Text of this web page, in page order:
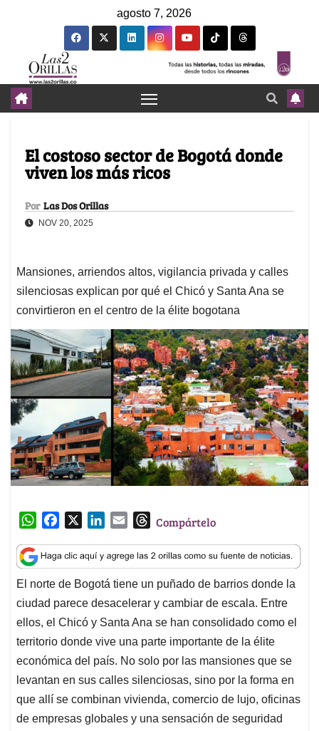
agosto 7, 2026
El costoso sector de Bogotá donde
viven los más ricos
Por Las Dos Orillas
NOV 20, 2025
Mansiones, arriendos altos, vigilancia privada y calles
silenciosas explican por qué el Chicó y Santa Ana se
convirtieron en el centro de la élite bogotana
W
a
t
s
A
p
p
c
e
b
o
o
k
n
k
e
d
I
n
a
i
l
T
r
e
a
d
s
Compártelo
El norte de Bogotá tiene un puñado de barrios donde la
ciudad parece desacelerar y cambiar de escala. Entre
ellos, el Chicó y Santa Ana se han consolidado como el
territorio donde vive una parte importante de la élite
económica del país. No solo por las mansiones que se
levantan en sus calles silenciosas, sino por la forma en
que allí se combinan vivienda, comercio de lujo, oficinas
de empresas globales y una sensación de seguridad